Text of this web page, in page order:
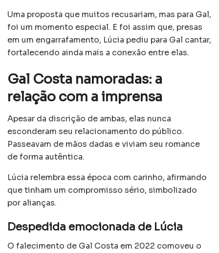
Uma proposta que muitos recusariam, mas para Gal,
foi um momento especial. E foi assim que, presas
em um engarrafamento, Lúcia pediu para Gal cantar,
fortalecendo ainda mais a conexão entre elas.
Gal Costa namoradas: a
relação com a imprensa
Apesar da discrição de ambas, elas nunca
esconderam seu relacionamento do público.
Passeavam de mãos dadas e viviam seu romance
de forma autêntica.
Lúcia relembra essa época com carinho, afirmando
que tinham um compromisso sério, simbolizado
por alianças.
Despedida emocionada de Lúcia
O falecimento de Gal Costa em 2022 comoveu o